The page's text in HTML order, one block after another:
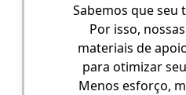
Sabemos que seu
Por isso,
materiais de
para otimizar
Menos esforço,